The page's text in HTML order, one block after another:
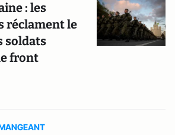
: les
réclament le
soldats
front